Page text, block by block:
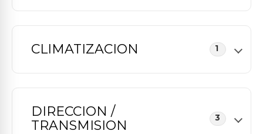
CLIMATIZACION 1
DIRECCION /
TRANSMISION
3